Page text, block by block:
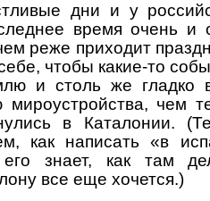
дни и у
время очень и
реже приходит
чтобы какие-то
и столь же гладко
мироустройства, чем
в Каталонии.
как написать «в
знает, как там
все еще хочется.)